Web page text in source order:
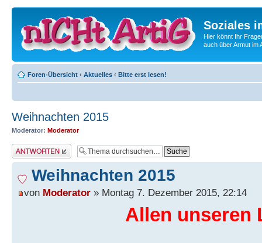
Soziales
Hier könnt Ihr
auch über Armut im
Foren-Übersicht ‹ Aktuelles ‹ Bitte erst lesen!
Weihnachten 2015
Moderator: Moderator
Antwort erstellen
Weihnachten 2015
von Moderator » Montag 7. Dezember 2015, 22:14
Allen unseren